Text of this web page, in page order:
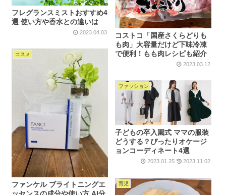
フレグランスミストおすすめ4
選 使い方や香水との違いは
2023.04.03
コストコ「国産さくらどりも
も肉」大容量だけど下味冷凍
で便利！もも肉レシピも紹介
2023.03.12
コスメ
ファンケル ブライトニングエ
ファッション
子どもの卒入園式 ママの服装
どうする？ぴったりオケージ
ョンコーディネート4選
2023.01.25 2023.11.02
育児